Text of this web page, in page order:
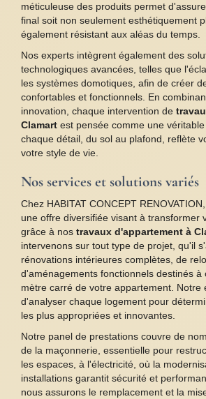
méticuleuse des produits permet
final soit non seulement esthétiquement
également résistant aux aléas du temps.
Nos experts intègrent également des
technologiques avancées, telles que
les systèmes domotiques, afin de créer
confortables et fonctionnels. En
innovation, chaque intervention de
Clamart est pensée comme une
chaque détail, du sol au plafond, reflète
votre style de vie.
Nos services et solutions variés
Chez HABITAT CONCEPT
une offre diversifiée visant à transformer
grâce à nos travaux d'appartement à
intervenons sur tout type de projet, qu'il
rénovations intérieures complètes, de
d'aménagements fonctionnels destinés à
mètre carré de votre appartement. Notre
d'analyser chaque logement pour
les plus appropriées et innovantes.
Notre panel de prestations couvre de
de la maçonnerie, essentielle pour
les espaces, à l'électricité, où la
installations garantit sécurité et
nous assurons le remplacement et la